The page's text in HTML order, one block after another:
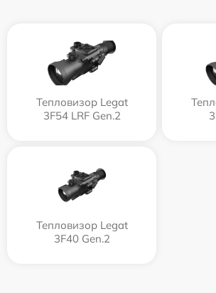
Тепловизор Legat
3F54 LRF Gen.2
Тепловизор Legat
3F40 Gen.2